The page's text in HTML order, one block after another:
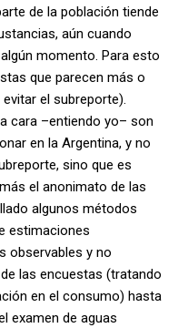
de la población tiende
aún cuando
momento. Para esto
que parecen más o
el subreporte).
cara –entiendo yo– son
en la Argentina, y no
sino que es
el anonimato de las
algunos métodos
estimaciones
observables y no
las encuestas (tratando
en el consumo) hasta
examen de aguas